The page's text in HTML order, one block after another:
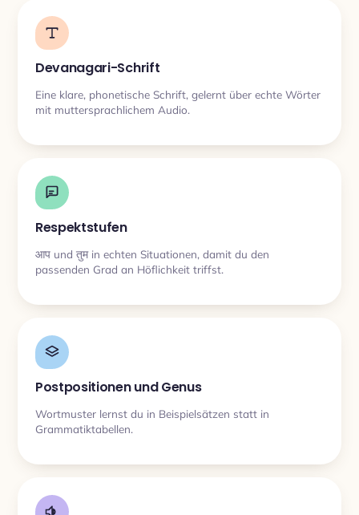
Devanagari-Schrift
Eine klare, phonetische Schrift, gelernt über echte Wörter
mit muttersprachlichem Audio.
Respektstufen
आप und तुम in echten Situationen, damit du den
passenden Grad an Höflichkeit triffst.
Postpositionen und Genus
Wortmuster lernst du in Beispielsätzen statt in
Grammatiktabellen.